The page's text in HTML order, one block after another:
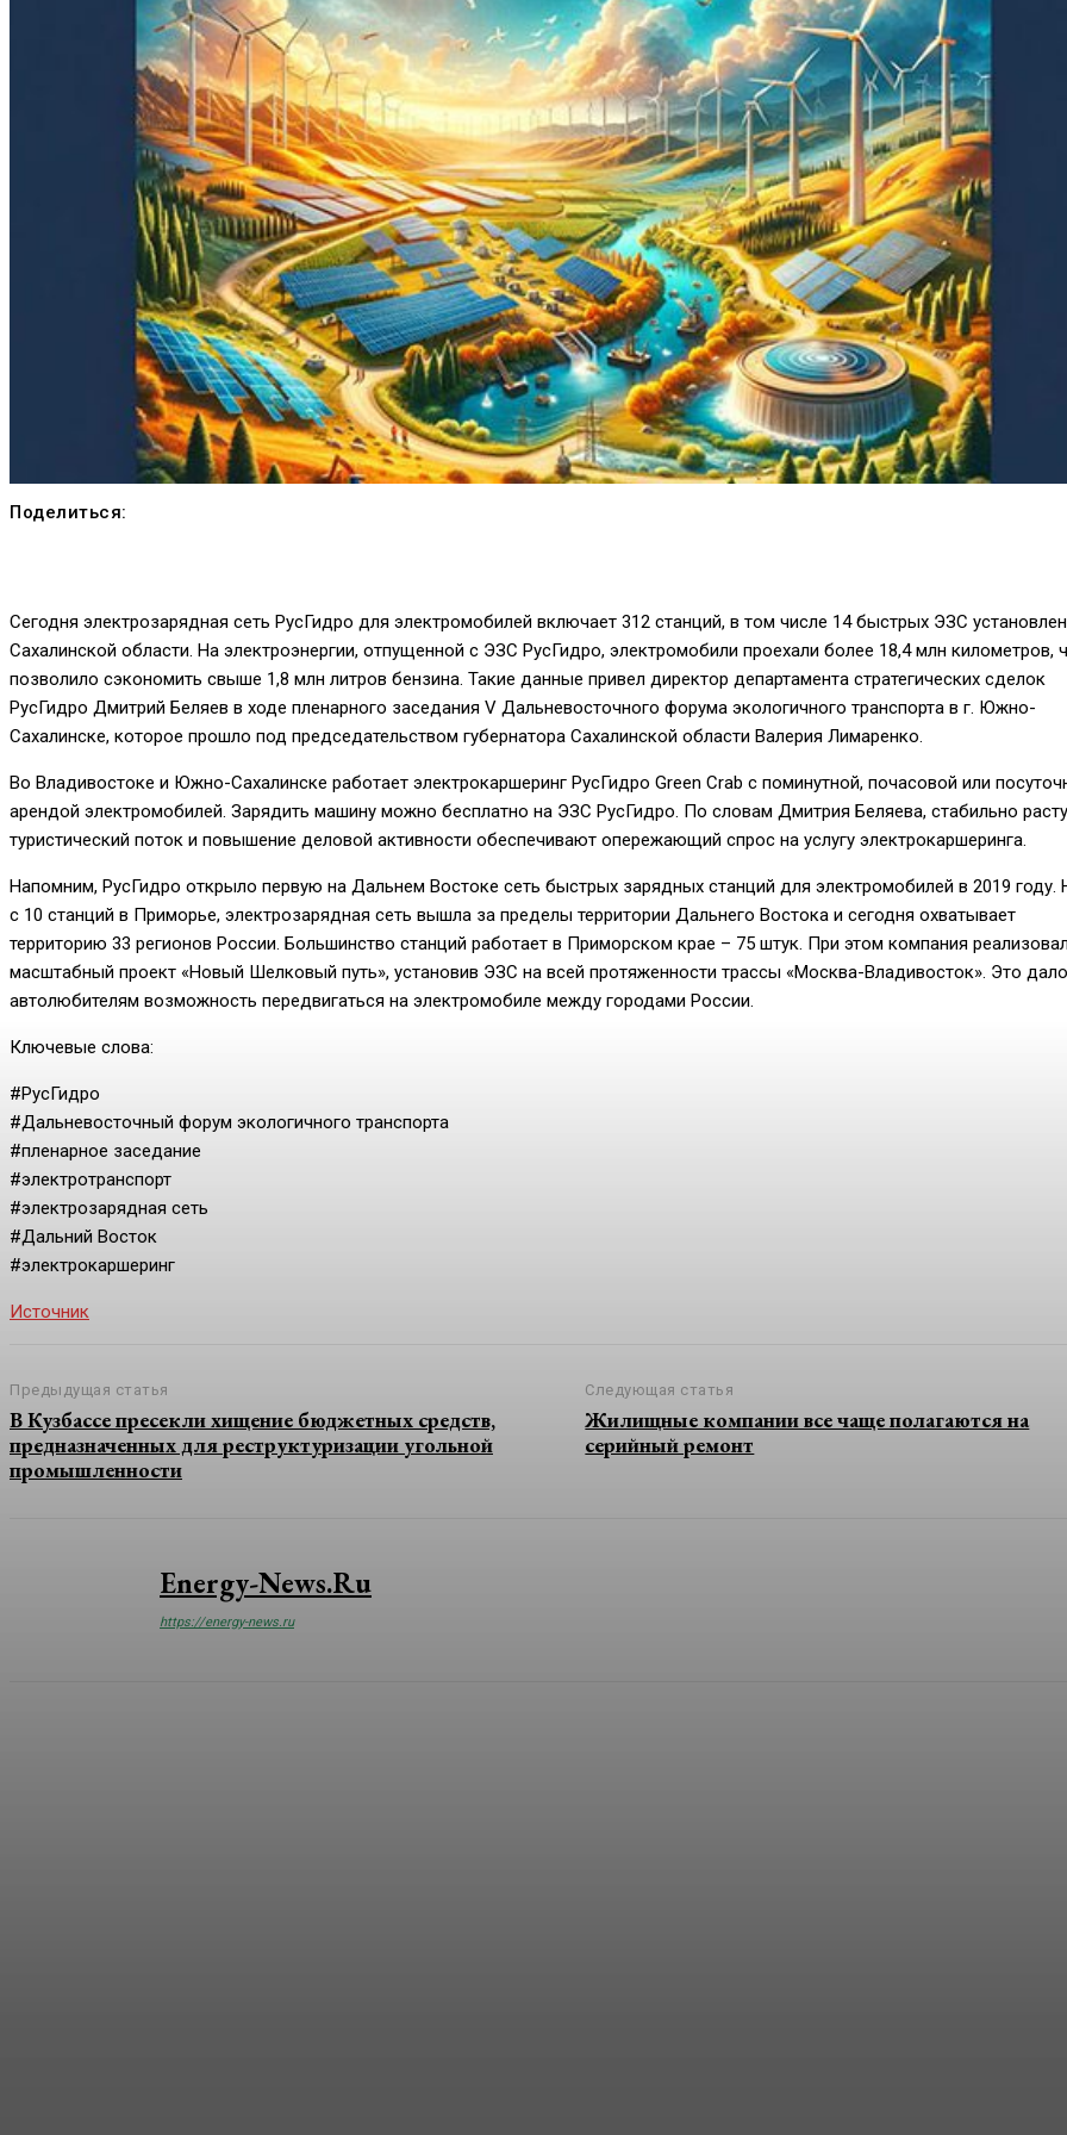
Поделиться:
Сегодня электрозарядная сеть РусГидро для электромобилей включает 312 станций, в том числе 14 быстрых ЭЗС
Сахалинской области. На электроэнергии, отпущенной с ЭЗС РусГидро, электромобили проехали более 18,4 млн километров,
позволило сэкономить свыше 1,8 млн литров бензина. Такие данные привел директор департамента стратегических сделок
РусГидро Дмитрий Беляев в ходе пленарного заседания V Дальневосточного форума экологичного транспорта в г. Южно-
Сахалинске, которое прошло под председательством губернатора Сахалинской области Валерия Лимаренко.
Во Владивостоке и Южно-Сахалинске работает электрокаршеринг РусГидро Green Crab с поминутной, почасовой или
арендой электромобилей. Зарядить машину можно бесплатно на ЭЗС РусГидро. По словам Дмитрия Беляева, стабильно
туристический поток и повышение деловой активности обеспечивают опережающий спрос на услугу электрокаршеринга.
Напомним, РусГидро открыло первую на Дальнем Востоке сеть быстрых зарядных станций для электромобилей в 2019 году.
с 10 станций в Приморье, электрозарядная сеть вышла за пределы территории Дальнего Востока и сегодня охватывает
территорию 33 регионов России. Большинство станций работает в Приморском крае – 75 штук. При этом компания
масштабный проект «Новый Шелковый путь», установив ЭЗС на всей протяженности трассы «Москва-Владивосток». Это дало
автолюбителям возможность передвигаться на электромобиле между городами России.
Ключевые слова:
#РусГидро
#Дальневосточный форум экологичного транспорта
#пленарное заседание
#электротранспорт
#электрозарядная сеть
#Дальний Восток
#электрокаршеринг
Источник
Предыдущая статья
В Кузбассе пресекли хищение бюджетных средств,
предназначенных для реструктуризации угольной
промышленности
Следующая статья
Жилищные компании все чаще полагаются на
серийный ремонт
Energy-News.ru
https://energy-news.ru